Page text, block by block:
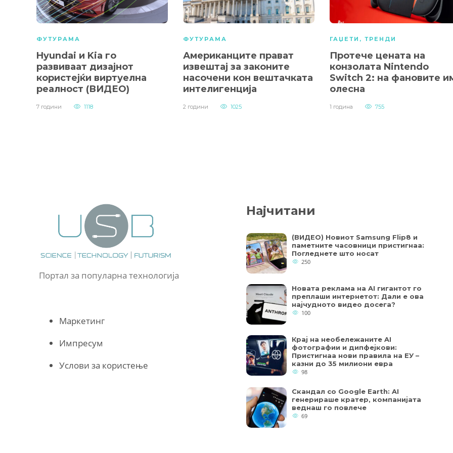
ФУТУРАМА
Hyundai и Kia го
развиваат дизајнот
користејќи виртуелна
реалност (ВИДЕО)
7 години 1118
ФУТУРАМА
Американците прават
извештај за законите
насочени кон вештачката
интелигенција
2 години 1025
ГАЏЕТИ , ТРЕНДИ
Протече цената на
конзолата Nintendo
Switch 2: на фановите
олесна
1 година 755
Портал за популарна технологија
Маркетинг
Импресум
Услови за користење
Најчитани
(ВИДЕО) Новиот Samsung Flip8 и
паметните часовници пристигнаа:
Погледнете што носат
250
Новата реклама на AI гигантот го
преплаши интернетот: Дали е ова
најчудното видео досега?
100
Крај на необележаните AI
фотографии и дипфејкови:
Пристигнаа нови правила на ЕУ –
казни до 35 милиони евра
98
Скандал со Google Earth: AI
генерираше кратер, компанијата
веднаш го повлече
69